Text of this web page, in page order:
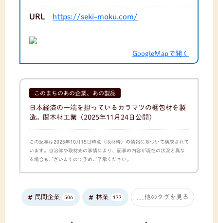
URL https://seki-moku.com/
GoogleMapで開く
このまちのあの企業、あの製品
日本経済の一端を担っているカラマツの梱包材を製
造。関木材工業 （2025年11月24日公開）
この記事は2025年10月15日時点（取材時）の情報に基づいて構成されて
います。自治体や取材先の事情により、記事の内容が現在の状況と異な
る場合もございますので予めご了承ください。
民間企業 506 林業 177 他のタグを見る